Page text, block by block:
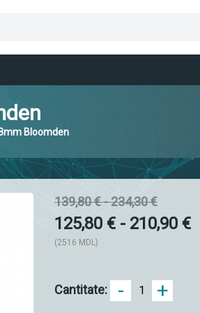
Bloomden
139,80 € - 234,30 €
125,80 € - 210,90 €
(2516 MDL)
Cantitate: - +